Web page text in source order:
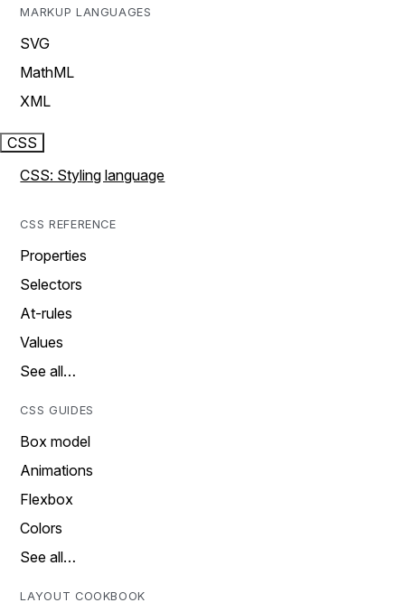
MARKUP LANGUAGES
SVG
MathML
XML
CSS
CSS: Styling language
CSS REFERENCE
Properties
Selectors
At-rules
Values
See all…
CSS GUIDES
Box model
Animations
Flexbox
Colors
See all…
LAYOUT COOKBOOK